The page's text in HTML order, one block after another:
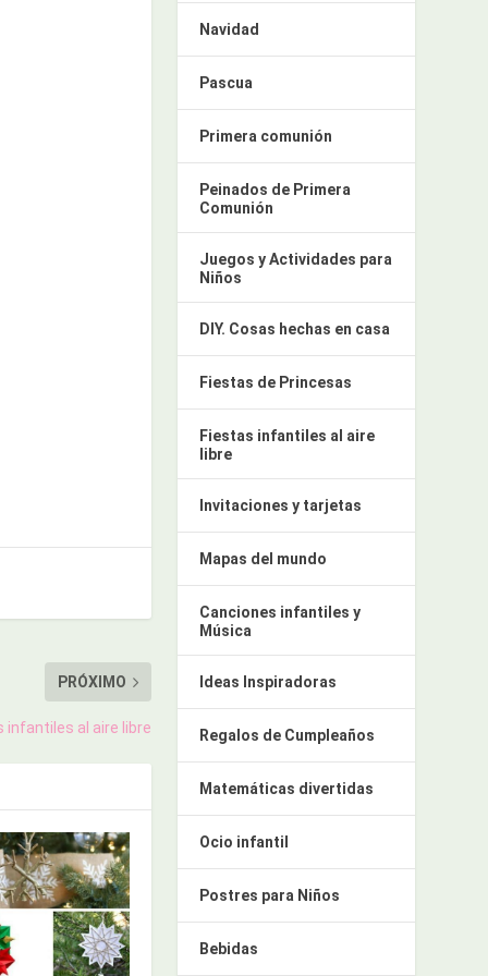
PRÓXIMO
infantiles al aire libre
Navidad
Pascua
Primera comunión
Peinados de Primera
Comunión
Juegos y Actividades para
Niños
DIY. Cosas hechas en casa
Fiestas de Princesas
Fiestas infantiles al aire
libre
Invitaciones y tarjetas
Mapas del mundo
Canciones infantiles y
Música
Ideas Inspiradoras
Regalos de Cumpleaños
Matemáticas divertidas
Ocio infantil
Postres para Niños
Bebidas